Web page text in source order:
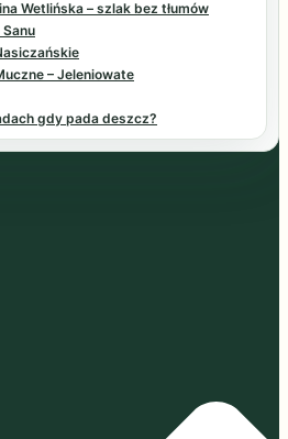
Wetlińska – szlak bez tłumów
– Jeleniowate
gdy pada deszcz?